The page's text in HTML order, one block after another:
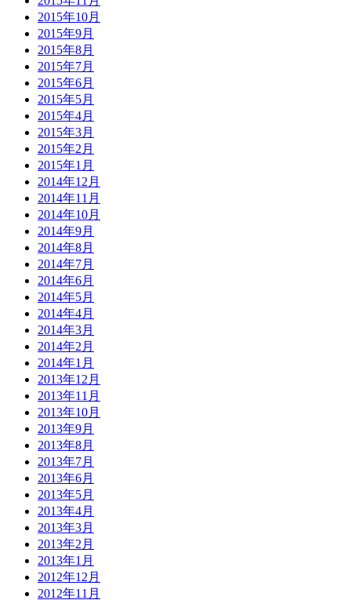
2015年10月
2015年9月
2015年8月
2015年7月
2015年6月
2015年5月
2015年4月
2015年3月
2015年2月
2015年1月
2014年12月
2014年11月
2014年10月
2014年9月
2014年8月
2014年7月
2014年6月
2014年5月
2014年4月
2014年3月
2014年2月
2014年1月
2013年12月
2013年11月
2013年10月
2013年9月
2013年8月
2013年7月
2013年6月
2013年5月
2013年4月
2013年3月
2013年2月
2013年1月
2012年12月
2012年11月